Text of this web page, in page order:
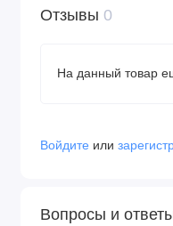
Отзывы 0
На данный товар
Войдите или
Вопросы и